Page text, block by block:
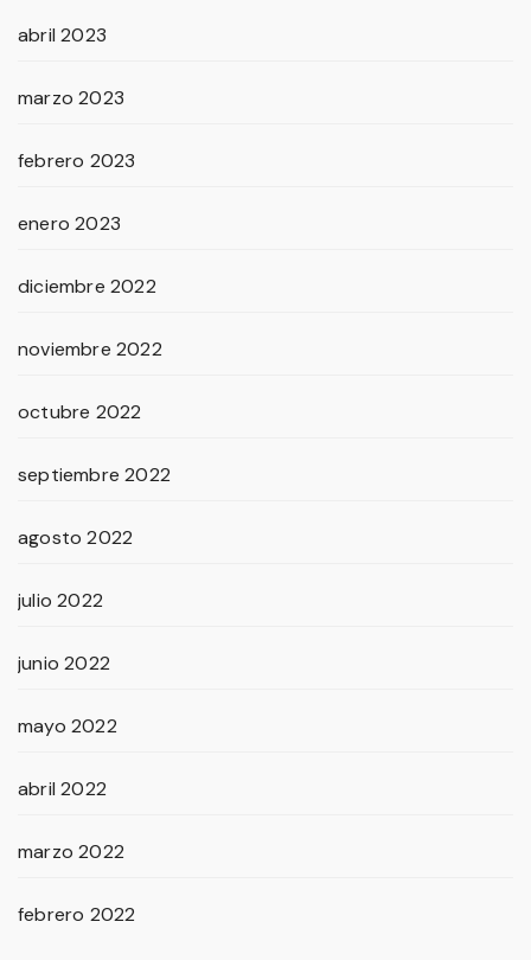
abril 2023
marzo 2023
febrero 2023
enero 2023
diciembre 2022
noviembre 2022
octubre 2022
septiembre 2022
agosto 2022
julio 2022
junio 2022
mayo 2022
abril 2022
marzo 2022
febrero 2022